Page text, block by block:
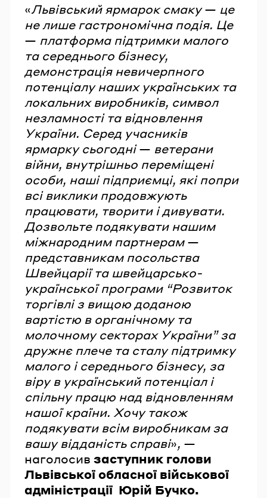
«Львівський ярмарок смаку— це
не лише гастрономічна подія. Це
— платформа підтримки малого
та середнього бізнесу,
демонстрація невичерпного
потенціалу наших українських та
локальних виробників, символ
незламності та відновлення
України. Серед учасників
ярмарку сьогодні— ветерани
війни, внутрішньо переміщені
особи, наші підприємці, які попри
всі виклики продовжують
працювати, творити і дивувати.
Дозвольте подякувати нашим
міжнародним партнерам—
представникам посольства
Швейцарії та швейцарсько-
української програми “Розвиток
торгівлі з вищою доданою
вартістю в органічному та
молочному секторах України” за
дружнє плече та сталу підтримку
малого і середнього бізнесу, за
віру в український потенціал і
спільну працю над відновленням
нашої країни. Хочу також
подякувати всім виробникам за
вашу відданість справі», —
наголосив заступник голови
Львівської обласної військової
адміністрації Юрій Бучко.